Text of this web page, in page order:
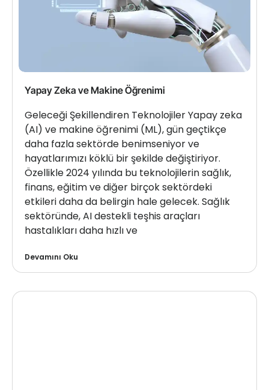
Yapay Zeka ve Makine Öğrenimi
Geleceği Şekillendiren Teknolojiler Yapay zeka
(AI) ve makine öğrenimi (ML), gün geçtikçe
daha fazla sektörde benimseniyor ve
hayatlarımızı köklü bir şekilde değiştiriyor.
Özellikle 2024 yılında bu teknolojilerin sağlık,
finans, eğitim ve diğer birçok sektördeki
etkileri daha da belirgin hale gelecek. Sağlık
sektöründe, AI destekli teşhis araçları
hastalıkları daha hızlı ve
Devamını Oku